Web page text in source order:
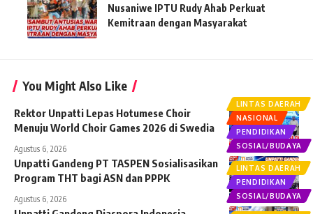
Nusaniwe IPTU Rudy Ahab Perkuat
Kemitraan dengan Masyarakat
You Might Also Like
LINTAS DAERAH
NASIONAL
PENDIDIKAN
SOSIAL/BUDAYA
Rektor Unpatti Lepas Hotumese Choir
Menuju World Choir Games 2026 di Swedia
Agustus 6, 2026
LINTAS DAERAH
PENDIDIKAN
SOSIAL/BUDAYA
Unpatti Gandeng PT TASPEN Sosialisasikan
Program THT bagi ASN dan PPPK
Agustus 6, 2026